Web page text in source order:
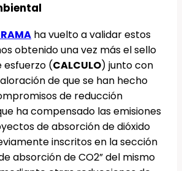
ha vuelto a validar estos
obtenido una vez más el sello
esfuerzo (CALCULO) junto con
de que se han hecho
de reducción
ha compensado las emisiones
de absorción de dióxido
inscritos en la sección
absorción de CO2” del mismo